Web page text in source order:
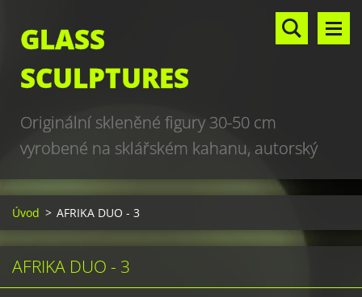
GLASS
SCULPTURES
Originální skleněné figury 30-50 cm
vyrobené na sklářském kahanu, autorský
design, hand made, art glass sculptures,
world unique production
Úvod > AFRIKA DUO - 3
AFRIKA DUO - 3